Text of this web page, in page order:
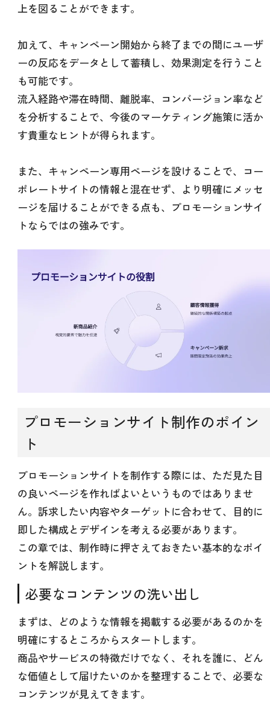
上を図ることができます。
加えて、キャンペーン開始から終了までの間にユーザ
ーの反応をデータとして蓄積し、効果測定を行うこと
も可能です。
流入経路や滞在時間、離脱率、コンバージョン率など
を分析することで、今後のマーケティング施策に活か
す貴重なヒントが得られます。
また、キャンペーン専用ページを設けることで、コー
ポレートサイトの情報と混在せず、より明確にメッセ
ージを届けることができる点も、プロモーションサイ
トならではの強みです。
プロモーションサイト制作のポイン
ト
プロモーションサイトを制作する際には、ただ見た目
の良いページを作ればよいというものではありませ
ん。訴求したい内容やターゲットに合わせて、目的に
即した構成とデザインを考える必要があります。
この章では、制作時に押さえておきたい基本的なポイ
ントを解説します。
必要なコンテンツの洗い出し
まずは、どのような情報を掲載する必要があるのかを
明確にするところからスタートします。
商品やサービスの特徴だけでなく、それを誰に、どん
な価値として届けたいのかを整理することで、必要な
コンテンツが見えてきます。